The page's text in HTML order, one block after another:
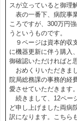
スが立っていると御理
表の一番下、病院事
ころですが、300万円
うというものです。
９ページは資本的収
に機器更新に伴う購入
御確認いただければと
おめくりいただきま
院局総務課の事務的経
愛させていただきます。
続きまして、12ペー
ど申し上げました両病
訳になります。こちら